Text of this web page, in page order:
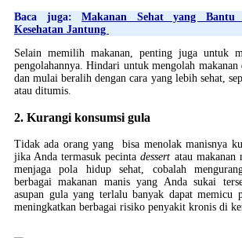
Baca juga:Makanan Sehat yang Bantu
Kesehatan Jantung
Selain memilih makanan, penting juga untuk
pengolahannya. Hindari untuk mengolah makanan
dan mulai beralih dengan cara yang lebih sehat,
atau ditumis.
2. Kurangi konsumsi gula
Tidak ada orang yang bisa menolak manisnya
jika Anda termasuk pecintadessert atau makanan
menjaga pola hidup sehat, cobalah
berbagai makanan manis yang Anda sukai
asupan gula yang terlalu banyak dapat memicu
meningkatkan berbagai risiko penyakit kronis di